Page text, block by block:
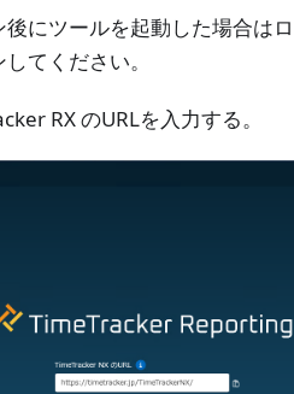
にツールを起動した場合は
てください。
RX のURLを入力する。